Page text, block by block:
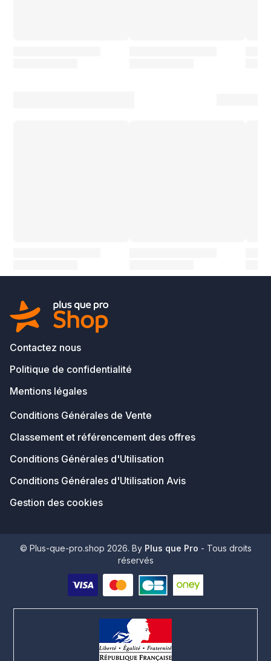
Contactez nous
Politique de confidentialité
Mentions légales
Conditions Générales de Vente
Classement et référencement des offres
Conditions Générales d'Utilisation
Conditions Générales d'Utilisation Avis
Gestion des cookies
© Plus-que-pro.shop 2026. By Plus que Pro - Tous droits
réservés